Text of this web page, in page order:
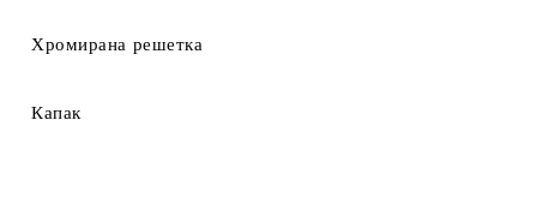
Хромирана решетка
Капак